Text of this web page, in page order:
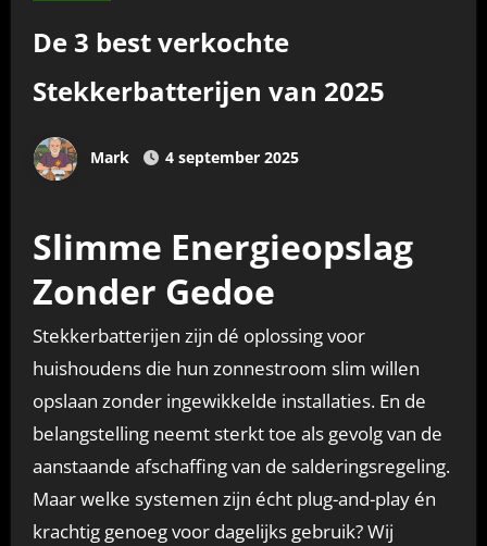
De 3 best verkochte
Stekkerbatterijen van 2025
Mark 4 september 2025
Slimme Energieopslag
Zonder Gedoe
Stekkerbatterijen zijn dé oplossing voor
huishoudens die hun zonnestroom slim willen
opslaan zonder ingewikkelde installaties. En de
belangstelling neemt sterkt toe als gevolg van de
aanstaande afschaffing van de salderingsregeling.
Maar welke systemen zijn écht plug-and-play én
krachtig genoeg voor dagelijks gebruik? Wij